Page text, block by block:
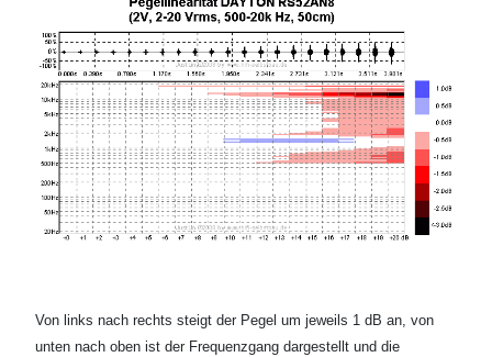
Von links nach rechts steigt der Pegel um jeweils 1 dB an, von
unten nach oben ist der Frequenzgang dargestellt und die